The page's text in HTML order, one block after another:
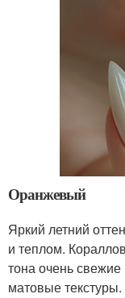
Оранжевый
Яркий летний
и теплом.
тона очень
матовые текстуры.